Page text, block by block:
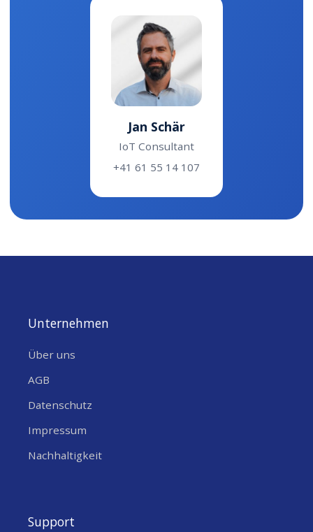
Jan Schär
IoT Consultant
+41 61 55 14 107
Unternehmen
Über uns
AGB
Datenschutz
Impressum
Nachhaltigkeit
Support